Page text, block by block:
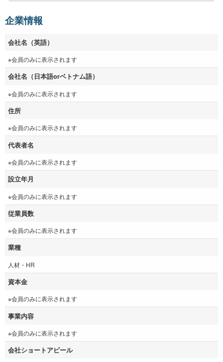
企業情報
会社名（英語）
※会員のみに表示されます
会社名（日本語orベトナム語）
※会員のみに表示されます
住所
※会員のみに表示されます
代表者名
※会員のみに表示されます
設立年月
※会員のみに表示されます
従業員数
※会員のみに表示されます
業種
人材・HR
資本金
※会員のみに表示されます
事業内容
※会員のみに表示されます
会社ショートアピール